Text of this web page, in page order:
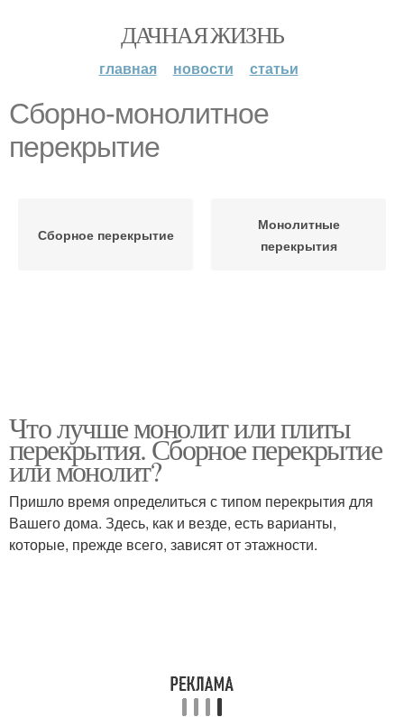
ДАЧНАЯ ЖИЗНЬ
главная новости статьи
Сборно-монолитное
перекрытие
Сборное перекрытие
Монолитные
перекрытия
Что лучше монолит или плиты
перекрытия. Сборное перекрытие
или монолит?
Пришло время определиться с типом перекрытия для
Вашего дома. Здесь, как и везде, есть варианты,
которые, прежде всего, зависят от этажности.